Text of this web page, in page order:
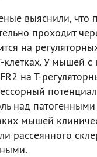
выяснили, что
проходит
на
клетках. У мышей
на Т-
над патогенными
мышей
рассеянного